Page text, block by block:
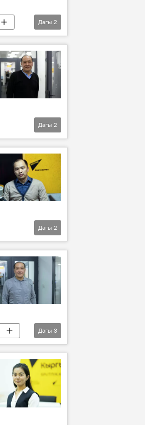
Дагы 2
Дагы 2
Дагы 2
Дагы 3